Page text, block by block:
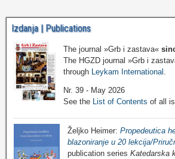
Izdanja | Publications
The journal »Grb i zastava«
The HGZD journal »Grb i
through
Leykam International
Nr. 39 - May 2026
See the
List of Contents of all
Željko Heimer: Propedeutica
blazoniranje u 20 lekcija/
publication series Katedarska